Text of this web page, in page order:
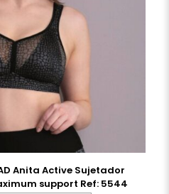
Anita Active Sujetador
support Ref: 5544